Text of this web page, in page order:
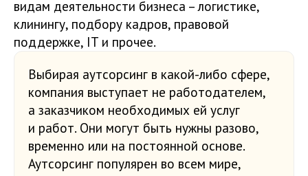
видам деятельности бизнеса – логистике,
клинингу, подбору кадров, правовой
поддержке, IT и прочее.
Выбирая аутсорсинг в какой-либо сфере,
компания выступает не работодателем,
а заказчиком необходимых ей услуг
и работ. Они могут быть нужны разово,
временно или на постоянной основе.
Аутсорсинг популярен во всем мире,